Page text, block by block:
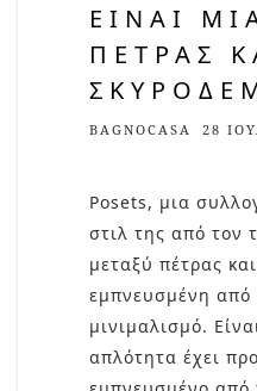
ΕΊΝΑΙ
ΠΈΤΡΑΣ
BAGNOCASA 28
Posets, μια
στιλ της από τον
μεταξύ πέτρας
εμπνευσμένη από
μινιμαλισμό.
απλότητα έχει